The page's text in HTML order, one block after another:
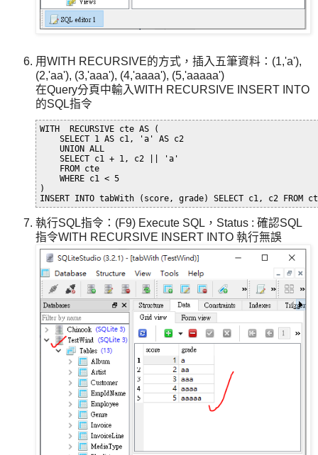
用WITH RECURSIVE的方式，插入五筆資料：(1,'a'),
(2,'aa'), (3,'aaa'), (4,'aaaa'), (5,'aaaaa')
在Query分頁中輸入WITH RECURSIVE INSERT INTO
的SQL指令
WITH  RECURSIVE cte AS (
    SELECT 1 AS c1, 'a' AS c2
    UNION ALL
    SELECT c1 + 1, c2 || 'a'
    FROM cte
    WHERE c1 < 5
)
執行SQL指令：(F9) Execute SQL，Status : 確認SQL
指令WITH RECURSIVE INSERT INTO 執行無誤